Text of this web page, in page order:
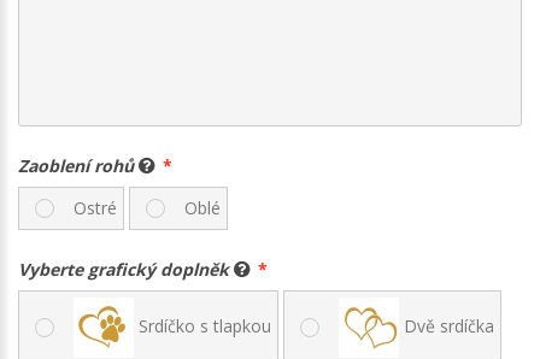
Zaoblení rohů
Ostré
Oblé
Vyberte grafický doplněk
Srdíčko s tlapkou Dvě srdíčka